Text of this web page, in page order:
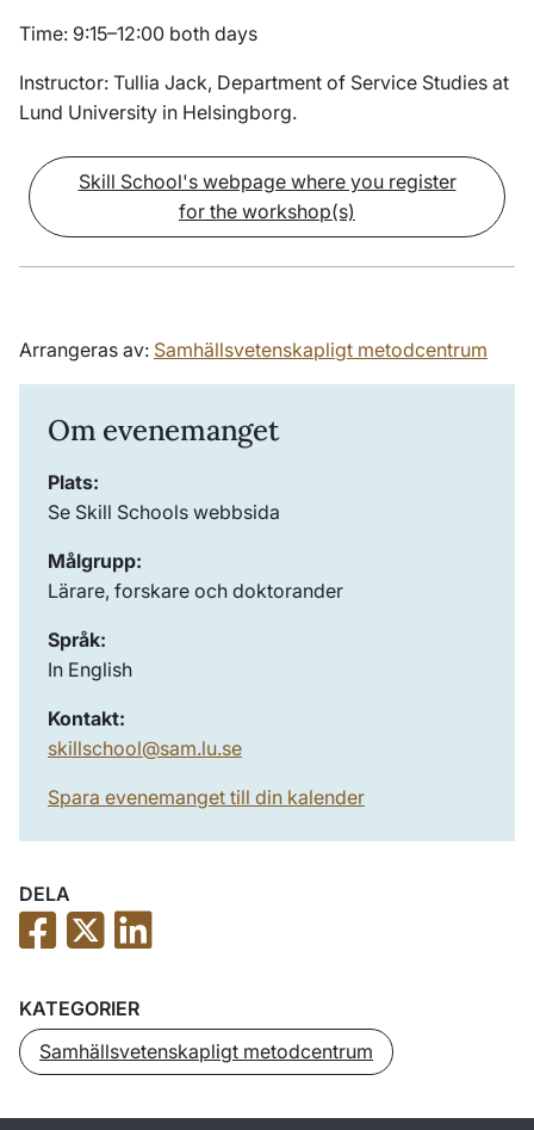
Time: 9:15–12:00 both days
Instructor: Tullia Jack, Department of Service Studies at
Lund University in Helsingborg.
Skill School's webpage where you register
for the workshop(s)
Arrangeras av: Samhällsvetenskapligt metodcentrum
Om evenemanget
Plats:
Se Skill Schools webbsida
Målgrupp:
Lärare, forskare och doktorander
Språk:
In English
Kontakt:
skillschool@sam.lu.se
Spara evenemanget till din kalender
DELA
KATEGORIER
Samhällsvetenskapligt metodcentrum